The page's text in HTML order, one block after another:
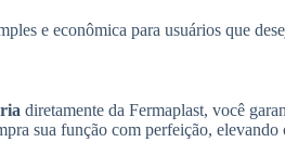
e econômica para usuários que
diretamente da Fermaplast, você
sua função com perfeição,